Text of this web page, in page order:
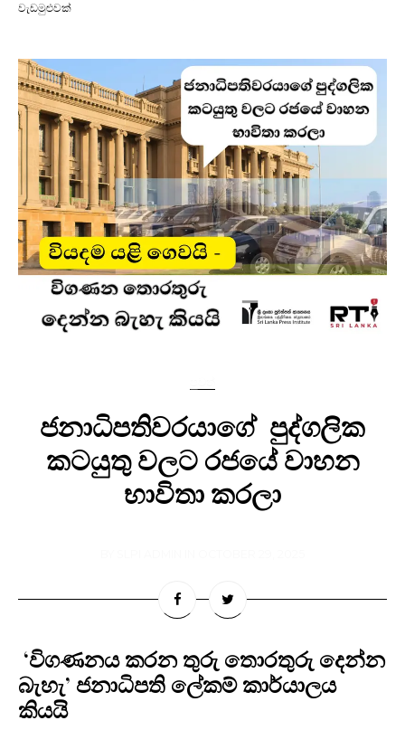
වැඩමුළුවක්
ජනාධිපතිවරයාගේ පුද්ගලික
කටයුතු වලට රජයේ වාහන
භාවිතා කරලා
බැහැ’ ජනාධිපති ලේකම් කාර්යාලය
කියයි